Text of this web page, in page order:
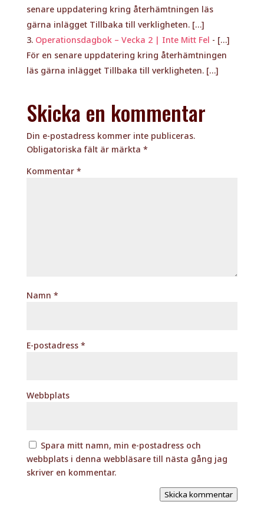
senare uppdatering kring återhämtningen läs
gärna inlägget Tillbaka till verkligheten. […]
Operationsdagbok – Vecka 2 | Inte Mitt Fel - […]
För en senare uppdatering kring återhämtningen
läs gärna inlägget Tillbaka till verkligheten. […]
Skicka en kommentar
Din e-postadress kommer inte publiceras.
Obligatoriska fält är märkta *
Kommentar *
Namn *
E-postadress *
Webbplats
Spara mitt namn, min e-postadress och
webbplats i denna webbläsare till nästa gång jag
skriver en kommentar.
Skicka kommentar